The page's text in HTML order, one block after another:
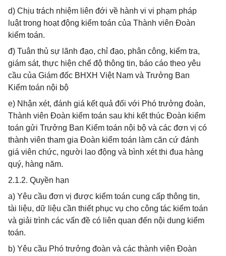
d) Chịu trách nhiệm liên đới về hành vi vi phạm pháp
luật trong hoạt động kiểm toán của Thành viên Đoàn
kiểm toán.
đ) Tuân thủ sự lãnh đạo, chỉ đạo, phân công, kiểm tra,
giám sát, thực hiện chế độ thông tin, báo cáo theo yêu
cầu của Giám đốc BHXH Việt Nam và Trưởng Ban
Kiểm toán nội bộ
e) Nhận xét, đánh giá kết quả đối với Phó trưởng đoàn,
Thành viên Đoàn kiểm toán sau khi kết thúc Đoàn kiểm
toán gửi Trưởng Ban Kiểm toán nội bộ và các đơn vị có
thành viên tham gia Đoàn kiểm toán làm căn cứ đánh
giá viên chức, người lao động và bình xét thi đua hàng
quý, hàng năm.
2.1.2. Quyền hạn
a) Yêu cầu đơn vị được kiểm toán cung cấp thông tin,
tài liệu, dữ liệu cần thiết phục vụ cho công tác kiểm toán
và giải trình các vấn đề có liên quan đến nội dung kiểm
toán.
b) Yêu cầu Phó trưởng đoàn và các thành viên Đoàn